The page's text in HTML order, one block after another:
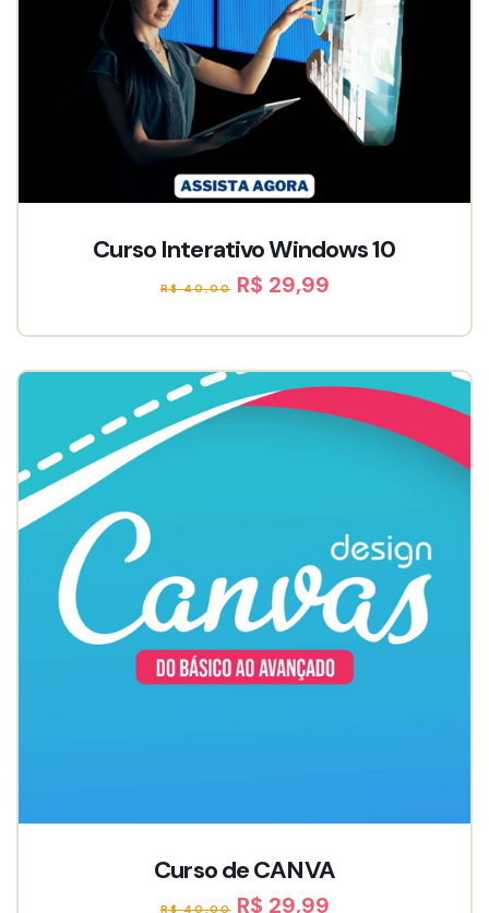
Curso Interativo Windows 10
R$ 40,00 R$ 29,99
Curso de CANVA
R$ 40,00 R$ 29,99